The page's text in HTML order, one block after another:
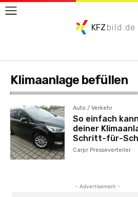
KFZ bild.de
Klimaanlage befüllen
Auto / Verkehr
So einfach
deiner
Schritt-für-
Carpr Presseverteiler -
- Advertisement -